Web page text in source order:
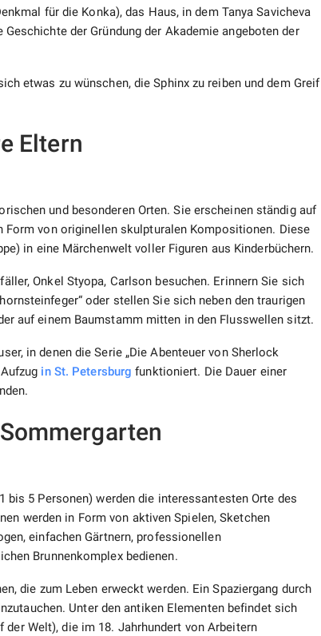
für die Konka), das Haus, in dem Tanya Savicheva
der Gründung der Akademie angeboten der
etwas zu wünschen, die Sphinx zu reiben und dem Greif
Eltern
und besonderen Orten. Sie erscheinen ständig auf
Form von originellen skulpturalen Kompositionen. Diese
in eine Märchenwelt voller Figuren aus Kinderbüchern.
Onkel Styopa, Carlson besuchen. Erinnern Sie sich
oder stellen Sie sich neben den traurigen
auf einem Baumstamm mitten in den Flusswellen sitzt.
in denen die Serie „Die Abenteuer von Sherlock
in St. Petersburg funktioniert. Die Dauer einer
bis 5 Personen) werden die interessantesten Orte des
werden in Form von aktiven Spielen, Sketchen
einfachen Gärtnern, professionellen
Brunnenkomplex bedienen.
die zum Leben erweckt werden. Ein Spaziergang durch
Unter den antiken Elementen befindet sich
Welt), die im 18. Jahrhundert von Arbeitern